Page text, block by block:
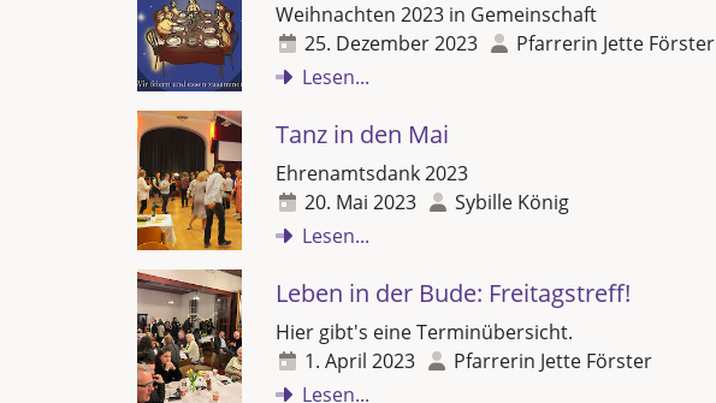
Weihnachten 2023 in Gemeinschaft
25. Dezember 2023
Pfarrerin Jette Förster
Lesen...
Tanz in den Mai
Ehrenamtsdank 2023
20. Mai 2023
Sybille König
Lesen...
Leben in der Bude: Freitagstreff!
Hier gibt's eine Terminübersicht.
1. April 2023
Pfarrerin Jette Förster
Lesen...